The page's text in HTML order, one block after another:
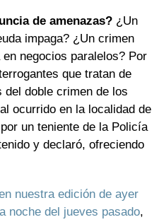
de amenazas? ¿Un
impaga? ¿Un crimen
negocios paralelos? Por
que tratan de
del doble crimen de los
ocurrido en la localidad de
un teniente de la Policía
y declaró, ofreciendo
nuestra edición de ayer
noche del jueves pasado,